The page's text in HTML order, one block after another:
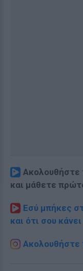
Ακολουθήστε
και μάθετε
Εσύ μπήκες
και ότι σου
Ακολουθήστε